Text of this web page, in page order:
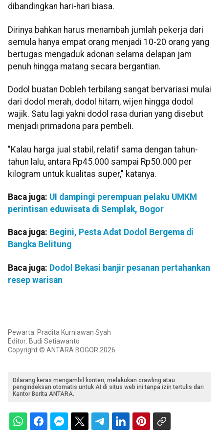
dibandingkan hari-hari biasa.
Dirinya bahkan harus menambah jumlah pekerja dari
semula hanya empat orang menjadi 10-20 orang yang
bertugas mengaduk adonan selama delapan jam
penuh hingga matang secara bergantian.
Dodol buatan Dobleh terbilang sangat bervariasi mulai
dari dodol merah, dodol hitam, wijen hingga dodol
wajik. Satu lagi yakni dodol rasa durian yang disebut
menjadi primadona para pembeli.
"Kalau harga jual stabil, relatif sama dengan tahun-
tahun lalu, antara Rp45.000 sampai Rp50.000 per
kilogram untuk kualitas super," katanya.
Baca juga: UI dampingi perempuan pelaku UMKM
perintisan eduwisata di Semplak, Bogor
Baca juga: Begini, Pesta Adat Dodol Bergema di
Bangka Belitung
Baca juga: Dodol Bekasi banjir pesanan pertahankan
resep warisan
Pewarta: Pradita Kurniawan Syah
Editor: Budi Setiawanto
Copyright © ANTARA BOGOR 2026
Dilarang keras mengambil konten, melakukan crawling atau
pengindeksan otomatis untuk AI di situs web ini tanpa izin tertulis dari
Kantor Berita ANTARA.